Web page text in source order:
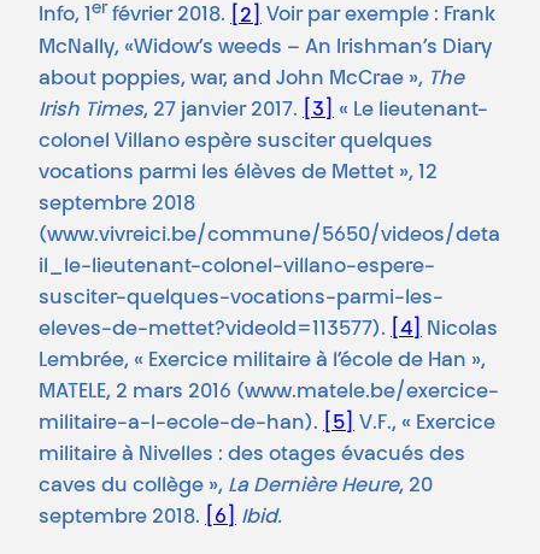
Info, 1er février 2018. [2]
Voir par exemple : Frank
McNally, «Widow’s weeds – An Irishman’s Diary
about poppies, war, and John McCrae », The
Irish Times, 27 janvier 2017. [3]
« Le lieutenant-
colonel Villano espère susciter quelques
vocations parmi les élèves de Mettet », 12
septembre 2018
(www.vivreici.be/commune/5650/videos/deta
il_le-lieutenant-colonel-villano-espere-
susciter-quelques-vocations-parmi-les-
eleves-de-mettet?videoId=113577).
[4]
Nicolas
Lembrée, « Exercice militaire à l’école de Han »,
MATELE, 2 mars 2016 (www.matele.be/exercice-
militaire-a-l-ecole-de-han).
[5]
V.F., « Exercice
militaire à Nivelles : des otages évacués des
caves du collège », La Dernière Heure, 20
septembre 2018.
[6] Ibid.